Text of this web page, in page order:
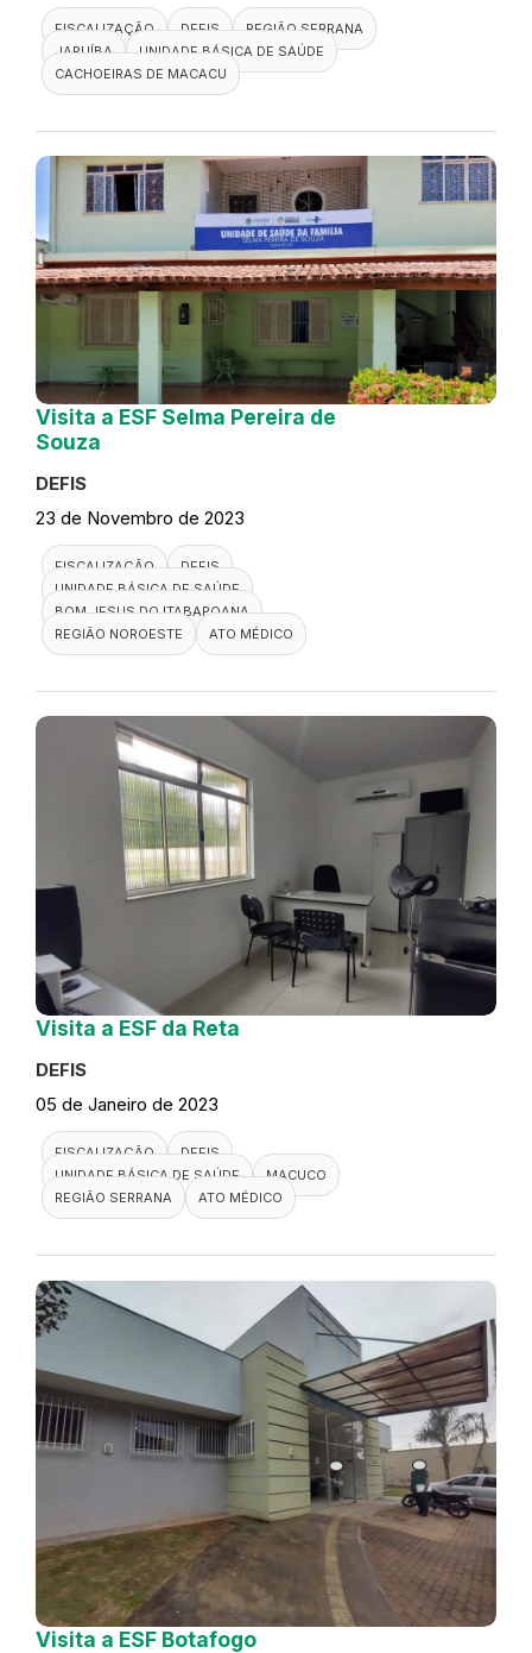
FISCALIZAÇÃO DEFIS
REGIÃO SERRANA
JAPUÍBA
UNIDADE BÁSICA DE SAÚDE
CACHOEIRAS DE MACACU
Visita a ESF Selma Pereira de
Souza
DEFIS
23 de Novembro de 2023
FISCALIZAÇÃO
DEFIS
UNIDADE BÁSICA DE SAÚDE
BOM JESUS DO ITABAPOANA
REGIÃO NOROESTE
ATO MÉDICO
Visita a ESF da Reta
DEFIS
05 de Janeiro de 2023
FISCALIZAÇÃO
DEFIS
UNIDADE BÁSICA DE SAÚDE
MACUCO
REGIÃO SERRANA
ATO MÉDICO
Visita a ESF Botafogo